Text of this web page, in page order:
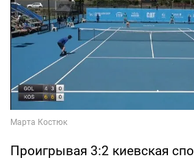
Проигрывая 3:2 киевская